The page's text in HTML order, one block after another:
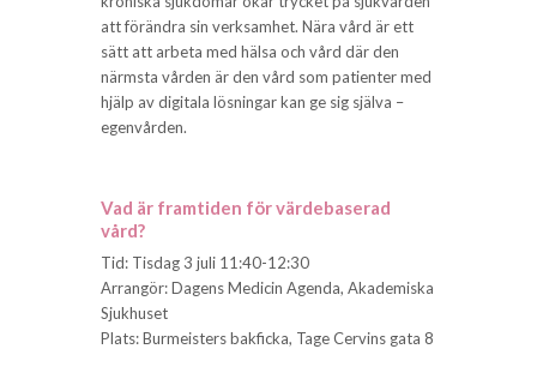
att förändra sin verksamhet. Nära vård är ett
sätt att arbeta med hälsa och vård där den
närmsta vården är den vård som patienter med
hjälp av digitala lösningar kan ge sig själva –
egenvården.
Vad är framtiden för värdebaserad
vård?
Tid: Tisdag 3 juli 11:40-12:30
Arrangör: Dagens Medicin Agenda, Akademiska
Sjukhuset
Plats: Burmeisters bakficka, Tage Cervins gata 8